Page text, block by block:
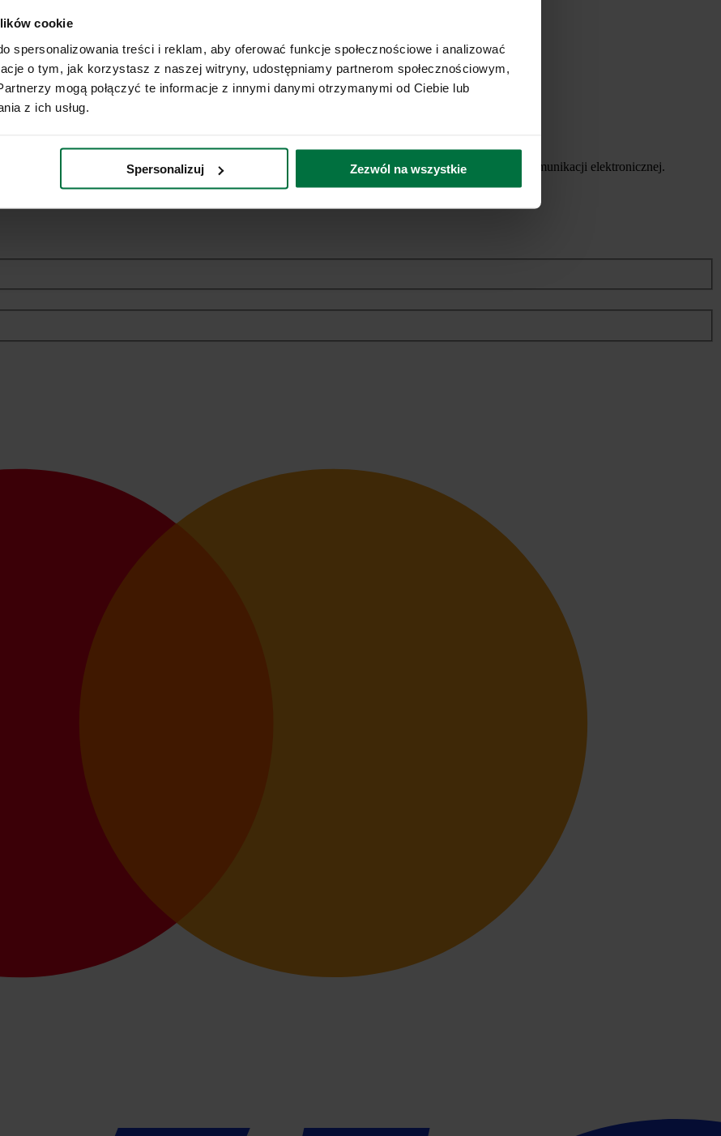
cookie
spersonalizowania treści i reklam, aby oferować funkcje społecznościowe i analizować
o tym, jak korzystasz z naszej witryny, udostępniamy partnerom społecznościowym,
mogą połączyć te informacje z innymi danymi otrzymanymi od Ciebie lub
z ich usług.
Spersonalizuj Zezwól na wszystkie
osobowych w celach marketingowych dotyczących oferowanych usług, za pomocą środków komunikacji elektronicznej.